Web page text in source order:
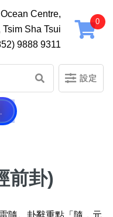
Centre,
Tsim Sha Tsui
9888 9311
設定
前卦)